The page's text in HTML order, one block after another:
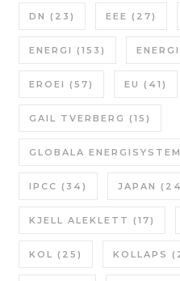
DN (23) EEE (27)
ENERGI (153)
EROEI (57) EU (41)
GAIL TVERBERG (15)
GLOBALA ENERGISYSTEM
IPCC (34) JAPAN
KJELL ALEKLETT (17)
KOL (25) KOLLAPS